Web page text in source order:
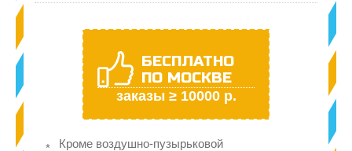
БЕСПЛАТНО
ПО МОСКВЕ
заказы ≥ 10000 р.
Кроме воздушно-пузырьковой